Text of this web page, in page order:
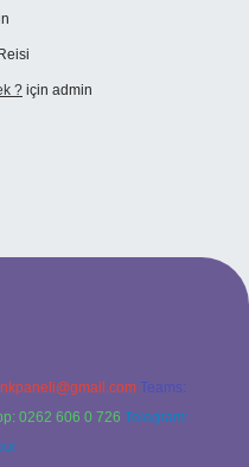
? için admin
Teams:
0262 606 0 726 Telegram: